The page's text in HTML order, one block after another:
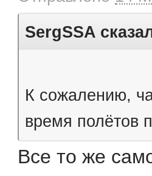
SergSSA
К сожалению,
время полётов
Все то же